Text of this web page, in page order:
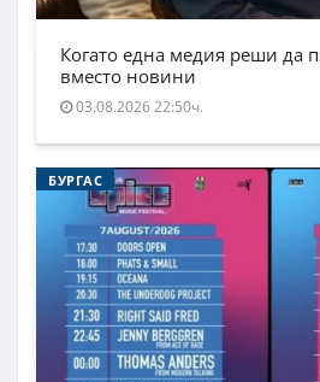
Когато една медия реши да
вместо новини
03.08.2026 22:50ч.
БУРГАС